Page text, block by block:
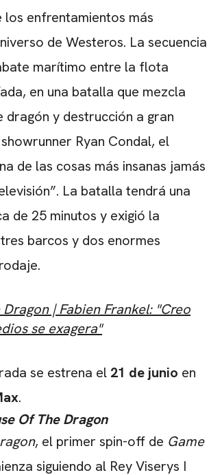
los enfrentamientos más
de Westeros. La secuencia
marítimo entre la flota
en una batalla que mezcla
dragón y destrucción a gran
Ryan Condal, el
de las cosas más insanas jamás
La batalla tendrá una
de 25 minutos y exigió la
barcos y dos enormes
| Fabien Frankel: "Creo
se exagera"
se estrena el 21 de junio en
.
Of The Dragon
, el primer spin-off de Game
siguiendo al Rey Viserys I
CARREGANDO PUBLICIDADE